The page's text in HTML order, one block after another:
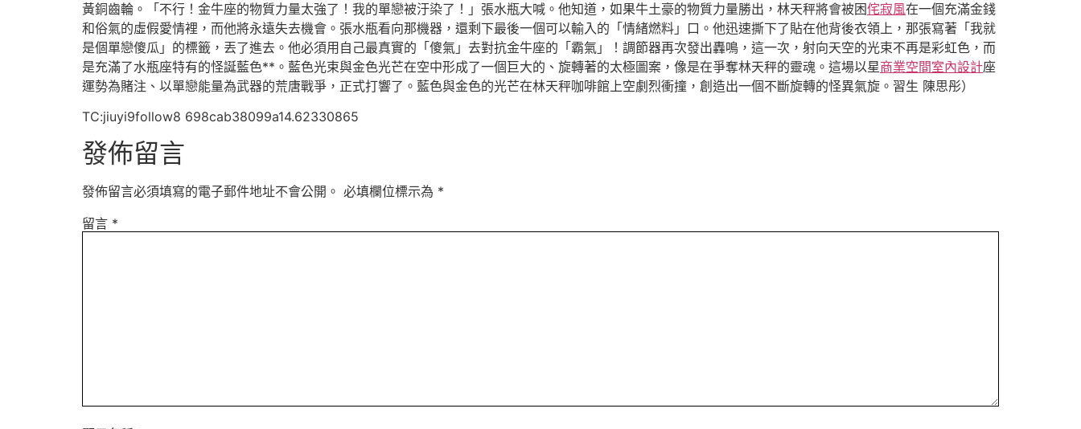
黃銅齒輪。「不行！金牛座的物質力量太強了！我的單戀被汙染了！」張水瓶大喊。他知道，如果牛土豪的物質力量勝出，林天秤將會被困侘寂風在一個充滿金錢
和俗氣的虛假愛情裡，而他將永遠失去機會。張水瓶看向那機器，還剩下最後一個可以輸入的「情緒燃料」口。他迅速撕下了貼在他背後衣領上，那張寫著「我就
是個單戀傻瓜」的標籤，丟了進去。他必須用自己最真實的「傻氣」去對抗金牛座的「霸氣」！調節器再次發出轟鳴，這一次，射向天空的光束不再是彩虹色，而
是充滿了水瓶座特有的怪誕藍色**。藍色光束與金色光芒在空中形成了一個巨大的、旋轉著的太極圖案，像是在爭奪林天秤的靈魂。這場以星商業空間室內設計座
運勢為賭注、以單戀能量為武器的荒唐戰爭，正式打響了。藍色與金色的光芒在林天秤咖啡館上空劇烈衝撞，創造出一個不斷旋轉的怪異氣旋。習生 陳思彤）
TC:jiuyi9follow8 698cab38099a14.62330865
發佈留言
發佈留言必須填寫的電子郵件地址不會公開。 必填欄位標示為 *
留言 *